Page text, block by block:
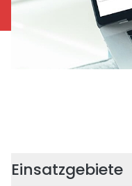
Einsatzgebiete